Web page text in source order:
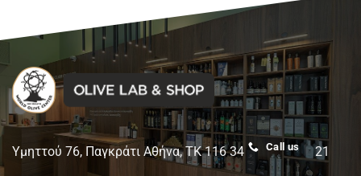
Υμηττού 76, Παγκράτι Αθήνα, TK 116 34 Call us 21